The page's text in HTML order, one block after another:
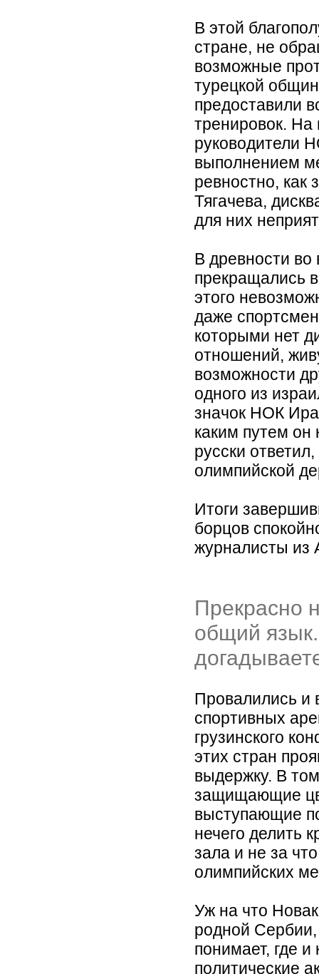
В этой
стране, не
возможные
турецкой
предоставили
тренировок. На
руководители
выполнением
ревностно, как
Тягачева,
для них
В древности
прекращались
этого
даже
которыми нет
отношений,
возможности
одного из
значок НОК
каким путем он
русски
олимпийской
Итоги
борцов
журналисты из
Прекрасно
общий
Провалились и
спортивных
грузинского
этих стран
выдержку. В
защищающие
выступающие
нечего делить
зала и не за
олимпийских
Уж на что
родной
понимает, где
политические